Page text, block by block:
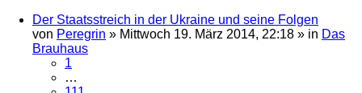
Der Staatsstreich in der Ukraine und seine Folgen
von Peregrin » Mittwoch 19. März 2014, 22:18 » in Das
Brauhaus
1
…